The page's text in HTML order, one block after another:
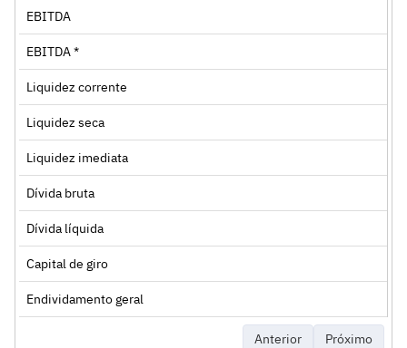
EBITDA
EBITDA *
Liquidez corrente
Liquidez seca
Liquidez imediata
Dívida bruta
Dívida líquida
Capital de giro
Endividamento geral
Anterior Próximo